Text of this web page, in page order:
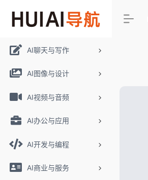
AI聊天与写作
AI图像与设计
AI视频与音频
AI办公与应用
AI开发与编程
AI商业与服务